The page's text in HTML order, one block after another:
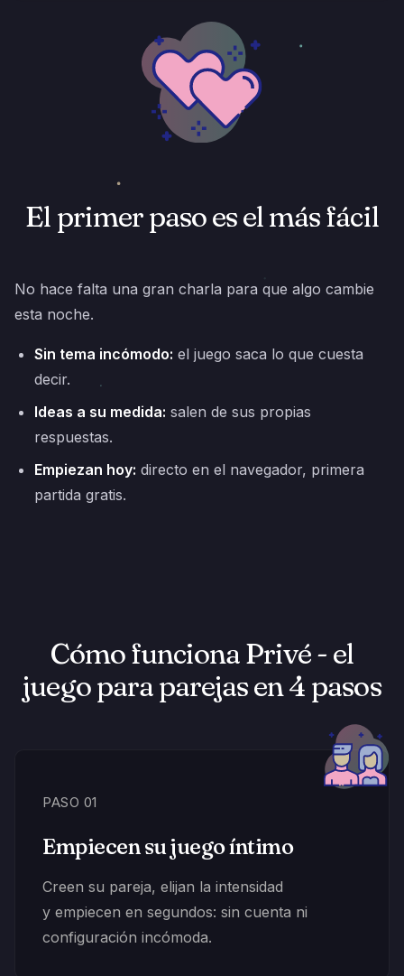
El primer paso es el más fácil
No hace falta una gran charla para que algo cambie
esta noche.
Sin tema incómodo: el juego saca lo que cuesta
decir.
Ideas a su medida: salen de sus propias
respuestas.
Empiezan hoy: directo en el navegador, primera
partida gratis.
Cómo funciona Privé - el
juego para parejas en 4 pasos
PASO 01
Empiecen su juego íntimo
Creen su pareja, elijan la intensidad
y empiecen en segundos: sin cuenta ni
configuración incómoda.